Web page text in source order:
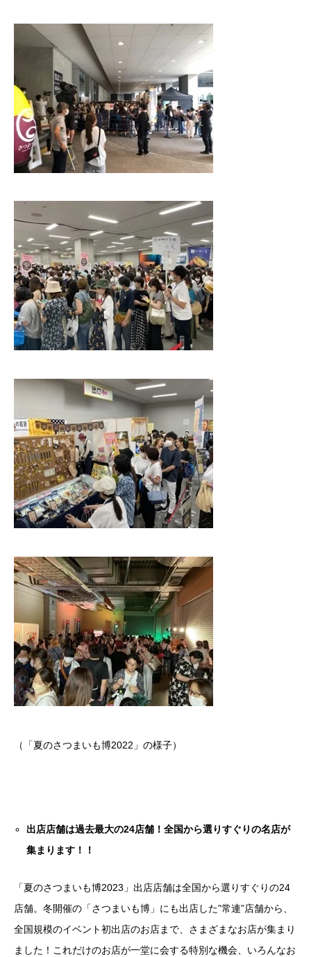
（「夏のさつまいも博2022」の様子）
出店店舗は過去最大の24店舗！全国から選りすぐりの名店が
集まります！！
「夏のさつまいも博2023」出店店舗は全国から選りすぐりの24
店舗。冬開催の「さつまいも博」にも出店した”常連”店舗から、
全国規模のイベント初出店のお店まで、さまざまなお店が集まり
ました！これだけのお店が一堂に会する特別な機会、いろんなお